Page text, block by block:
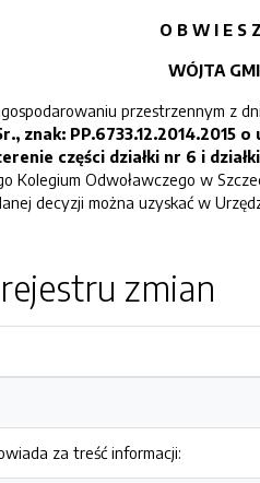
O B W I E S
WÓJTA
przestrzennym z
r., znak: PP.6733.12.2014.2015 o
części działki nr 6 i
Kolegium Odwoławczego w
decyzji można uzyskać w
zmian
za treść informacji: